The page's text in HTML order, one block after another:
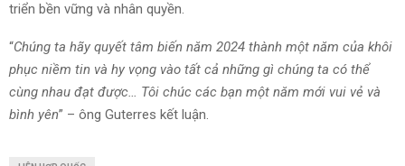
triển bền vững và nhân quyền.
“Chúng ta hãy quyết tâm biến năm 2024 thành một năm của khôi
phục niềm tin và hy vọng vào tất cả những gì chúng ta có thể
cùng nhau đạt được… Tôi chúc các bạn một năm mới vui vẻ và
bình yên” – ông Guterres kết luận.